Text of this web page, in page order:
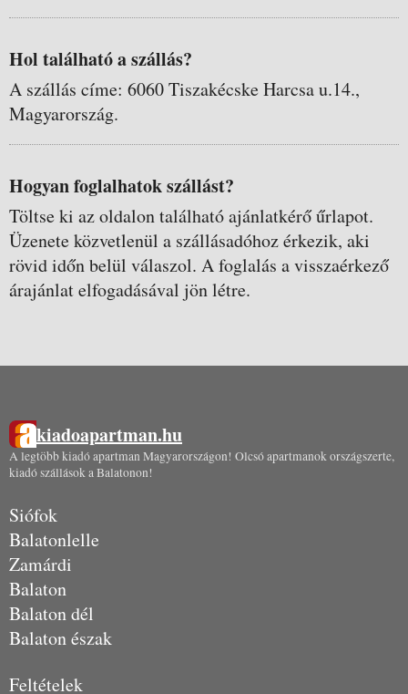
Hol található a szállás?
A szállás címe: 6060 Tiszakécske Harcsa u.14.,
Magyarország.
Hogyan foglalhatok szállást?
Töltse ki az oldalon található ajánlatkérő űrlapot.
Üzenete közvetlenül a szállásadóhoz érkezik, aki
rövid időn belül válaszol. A foglalás a visszaérkező
árajánlat elfogadásával jön létre.
kiadoapartman.hu
A legtöbb kiadó apartman Magyarországon! Olcsó apartmanok országszerte,
kiadó szállások a Balatonon!
Siófok
Balatonlelle
Zamárdi
Balaton
Balaton dél
Balaton észak
Feltételek